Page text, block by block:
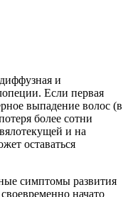
и
Если первая
выпадение волос (в
более сотни
и на
оставаться
симптомы развития
начато